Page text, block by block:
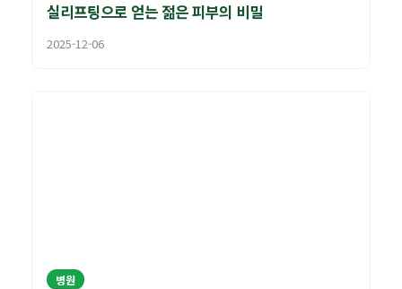
실리프팅으로 얻는 젊은 피부의 비밀
2025-12-06
병원